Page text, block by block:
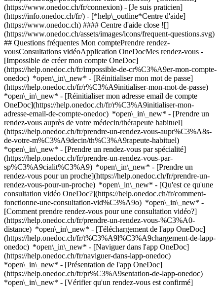
(https://www.onedoc.ch/fr/connexion) - [Je suis praticien]
(https://info.onedoc.ch/fr/) - [*help\_outline*Centre d'aide]
(https://www.onedoc.ch) #### Centre d'aide close ![]
(https://www.onedoc.ch/assets/images/icons/frequent-questions.svg)
## Questions fréquentes Mon comptePrendre rendez-
vousConsultations vidéoApplication OneDocMes rendez-vous -
[Impossible de créer mon compte OneDoc]
(https://help.onedoc.ch/fr/impossible-de-cr%C3%A9er-mon-compte-
onedoc) *open\_in\_new* - [Réinitialiser mon mot de passe]
(https://help.onedoc.ch/fr/r%C3%A9initialiser-mon-mot-de-passe)
*open\_in\_new* - [Réinitialiser mon adresse email de compte
OneDoc](https://help.onedoc.ch/fr/r%C3%A9initialiser-mon-
adresse-email-de-compte-onedoc) *open\_in\_new* - [Prendre un
rendez-vous auprès de votre médecin/thérapeute habituel]
(https://help.onedoc.ch/fr/prendre-un-rendez-vous-aupr%C3%A8s-
de-votre-m%C3%A9decin/th%C3%A9rapeute-habituel)
*open\_in\_new* - [Prendre un rendez-vous par spécialité]
(https://help.onedoc.ch/fr/prendre-un-rendez-vous-par-
sp%C3%A9cialit%C3%A9) *open\_in\_new* - [Prendre un
rendez-vous pour un proche](https://help.onedoc.ch/fr/prendre-un-
rendez-vous-pour-un-proche) *open\_in\_new* - [Qu'est ce qu'une
consultation vidéo OneDoc?](https://help.onedoc.ch/fr/comment-
fonctionne-une-consultation-vid%C3%A9o) *open\_in\_new* -
[Comment prendre rendez-vous pour une consultation vidéo?]
(https://help.onedoc.ch/fr/prendre-un-rendez-vous-%C3%A0-
distance) *open\_in\_new* - [Téléchargement de l'app OneDoc]
(https://help.onedoc.ch/fr/t%C3%A9l%C3%A9chargement-de-lapp-
onedoc) *open\_in\_new* - [Naviguer dans l'app OneDoc]
(https://help.onedoc.ch/fr/naviguer-dans-lapp-onedoc)
*open\_in\_new* - [Présentation de l'app OneDoc]
(https://help.onedoc.ch/fr/pr%C3%A9sentation-de-lapp-onedoc)
*open\_in\_new* - [Vérifier qu'un rendez-vous est confirmé]